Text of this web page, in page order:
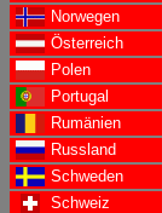
Norwegen
Österreich
Polen
Portugal
Rumänien
Russland
Schweden
Schweiz